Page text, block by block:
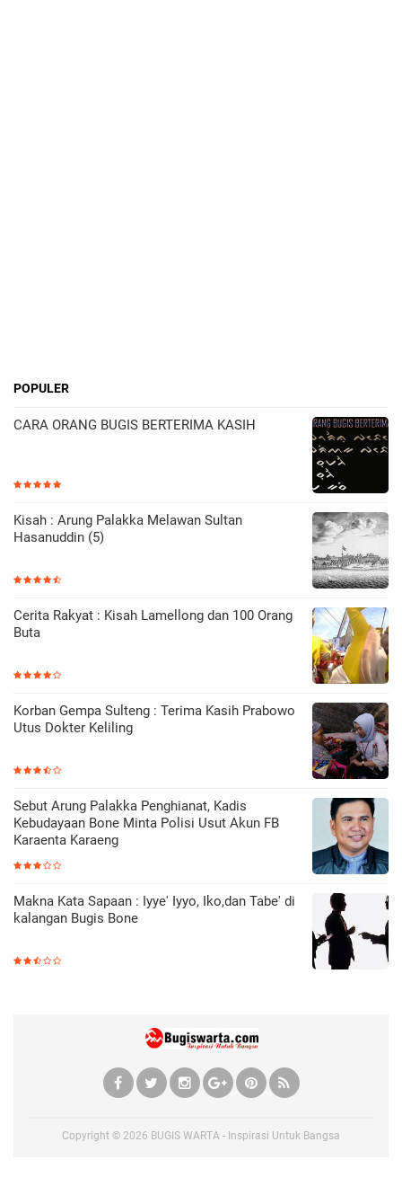
POPULER
CARA ORANG BUGIS BERTERIMA KASIH
Kisah : Arung Palakka Melawan Sultan
Hasanuddin (5)
Cerita Rakyat : Kisah Lamellong dan 100 Orang
Buta
Korban Gempa Sulteng : Terima Kasih Prabowo
Utus Dokter Keliling
Sebut Arung Palakka Penghianat, Kadis
Kebudayaan Bone Minta Polisi Usut Akun FB
Karaenta Karaeng
Makna Kata Sapaan : Iyye' Iyyo, Iko,dan Tabe' di
kalangan Bugis Bone
Copyright © 2026 BUGIS WARTA - Inspirasi Untuk Bangsa